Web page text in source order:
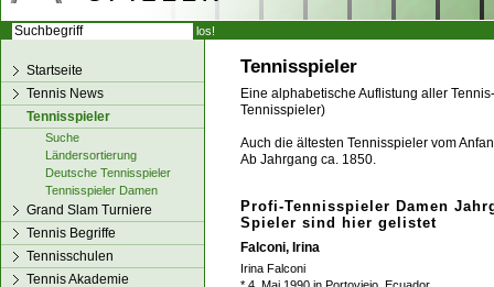
Tennisspieler
Eine alphabetische Auflistung aller
Tennisspieler)
Auch die ältesten Tennisspieler vom
Ab Jahrgang ca. 1850.
Profi-Tennisspieler Damen
Spieler sind hier gelistet
Falconi, Irina
Irina Falconi
Startseite
Tennis News
Tennisspieler
Suche
Ländersortierung
Deutsche Tennisspieler
Tennisspieler Damen
Grand Slam Turniere
Tennis Begriffe
Tennisschulen
Tennis Akademie
los!